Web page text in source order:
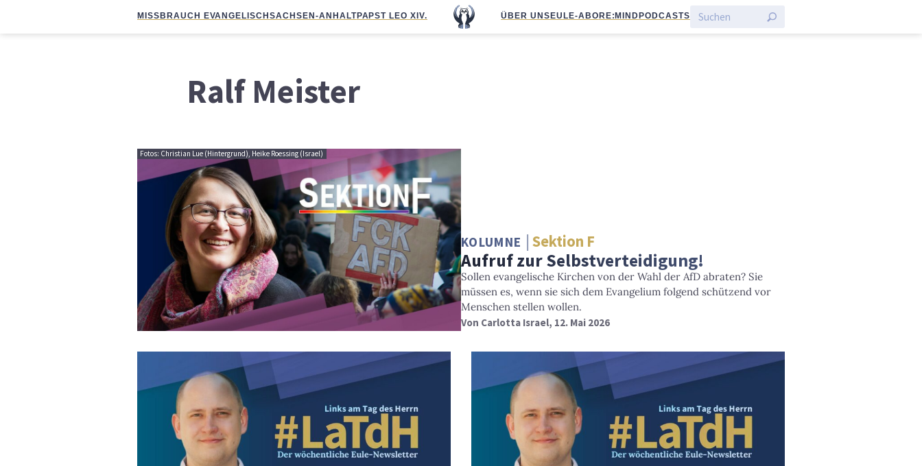
MISSBRAUCH EVANGELISCHSACHSEN-ANHALTPAPST LEO XIV. ÜBER UNS EULE-ABO RE:MIND PODCASTS
Ralf Meister
Fotos: Christian Lue (Hintergrund), Heike Roessing (Israel)
KOLUMNE Sektion F
Aufruf zur Selbstverteidigung!
Sollen evangelische Kirchen von der Wahl der AfD abraten? Sie
müssen es, wenn sie sich dem Evangelium folgend schützend vor
Menschen stellen wollen.
Von Carlotta Israel, 12. Mai 2026